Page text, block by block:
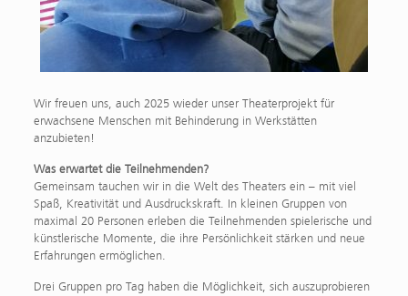
Wir freuen uns, auch 2025 wieder unser Theaterprojekt für
erwachsene Menschen mit Behinderung in Werkstätten
anzubieten!
Was erwartet die Teilnehmenden?
Gemeinsam tauchen wir in die Welt des Theaters ein – mit viel
Spaß, Kreativität und Ausdruckskraft. In kleinen Gruppen von
maximal 20 Personen erleben die Teilnehmenden spielerische und
künstlerische Momente, die ihre Persönlichkeit stärken und neue
Erfahrungen ermöglichen.
Drei Gruppen pro Tag haben die Möglichkeit, sich auszuprobieren